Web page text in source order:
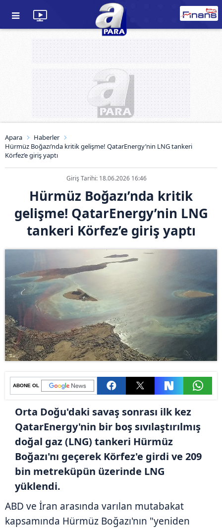
Apara
Haberler
Hürmüz Boğazı’nda kritik gelişme! QatarEnergy’nin LNG tankeri
Körfez’e giriş yaptı
Giriş Tarihi: 18.06.2026 16:46
Hürmüz Boğazı’nda kritik
gelişme! QatarEnergy’nin LNG
tankeri Körfez’e giriş yaptı
ABONE OL
Orta Doğu'daki savaş sonrası ilk kez
QatarEnergy'nin bir boş sıvılaştırılmış
doğal gaz (LNG) tankeri Hürmüz
Boğazı'nı geçerek Körfez'e girdi ve 209
bin metreküpün üzerinde LNG
yüklendi.
ABD ve İran arasında varılan mutabakat
kapsamında Hürmüz Boğazı'nın "yeniden